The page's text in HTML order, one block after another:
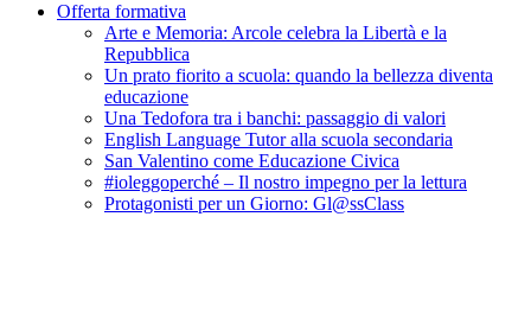
Offerta formativa
Arte e Memoria: Arcole celebra la Libertà e la
Repubblica
Un prato fiorito a scuola: quando la bellezza diventa
educazione
Una Tedofora tra i banchi: passaggio di valori
English Language Tutor alla scuola secondaria
San Valentino come Educazione Civica
#ioleggoperché – Il nostro impegno per la lettura
Protagonisti per un Giorno: Gl@ssClass